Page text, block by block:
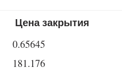
Цена закрытия
0.65645
181.176